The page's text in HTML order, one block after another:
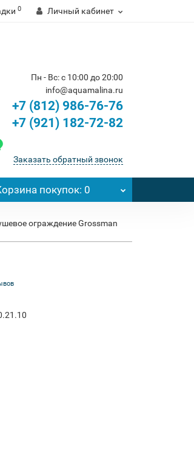
0 Личный кабинет
Пн - Вс: с 10:00 до 20:00
info@aquamalina.ru
+7 (812) 986-76-76
+7 (921) 182-72-82
Заказать обратный звонок
покупок: 0
ограждение Grossman